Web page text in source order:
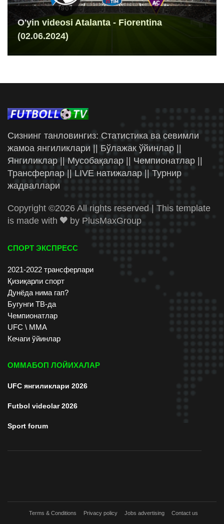
O'yin videosi Atalanta - Fiorentina
(02.06.2024)
Сизнинг танловингиз: Статистика ва севимли
жамоа янгиликлари || Бўлажак ўйинлар ||
Янгиликлар || Мусобақалар || Чемпионатлар ||
Трансферлар || LIVE натижалар || Турнир
жадваллари
Copyright ©2026 All rights reserved | This template
is made with
by PlusMaxGroup
СПОРТ ЭКСПРЕСС
2021-2022 трансферлари
Қизиқарли спорт
Дунёда нима гап?
Бугунги ТВ-да
Чемпионатлар
UFC \ ММА
Кечаги ўйинлар
ОММАБОП ЛОЙИХАЛАР
UFC янгиликлари 2026
Futbol videolar 2026
Sport forum
Terms & Conditions Privacy policy Jobs advertising Contact us